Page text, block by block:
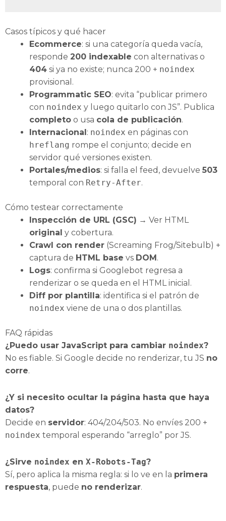
Casos típicos y qué hacer
Ecommerce: si una categoría queda vacía,
responde 200 indexable con alternativas o
404 si ya no existe; nunca 200 + noindex
provisional.
Programmatic SEO: evita “publicar primero
con noindex y luego quitarlo con JS”. Publica
completo o usa cola de publicación.
Internacional: noindex en páginas con
hreflang rompe el conjunto; decide en
servidor qué versiones existen.
Portales/medios: si falla el feed, devuelve 503
temporal con Retry‑After.
Cómo testear correctamente
Inspección de URL (GSC) → Ver HTML
original y cobertura.
Crawl con render (Screaming Frog/Sitebulb) +
captura de HTML base vs DOM.
Logs: confirma si Googlebot regresa a
renderizar o se queda en el HTML inicial.
Diff por plantilla: identifica si el patrón de
noindex viene de una o dos plantillas.
FAQ rápidas
¿Puedo usar JavaScript para cambiar noindex?
No es fiable. Si Google decide no renderizar, tu JS no
corre.
¿Y si necesito ocultar la página hasta que haya
datos?
Decide en servidor: 404/204/503. No envíes 200 +
noindex temporal esperando “arreglo” por JS.
¿Sirve noindex en X‑Robots‑Tag?
Sí, pero aplica la misma regla: si lo ve en la primera
respuesta, puede no renderizar.